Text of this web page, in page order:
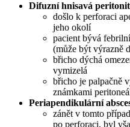
Difuzní hnisavá
došlo k perforaci
jeho okolí
pacient bývá
(může být výrazně
břicho dýchá
vymizelá
břicho je palpačně
známkami
Periapendikulární
zánět v tomto
po perforaci, byl